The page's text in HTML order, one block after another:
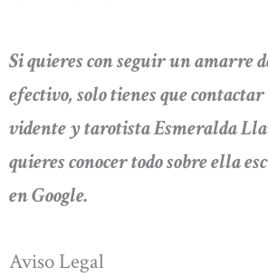
Si quieres con seguir un amarre
efectivo, solo tienes que
vidente y tarotista Esmeralda
quieres conocer todo sobre ella
en Google.
Aviso Legal